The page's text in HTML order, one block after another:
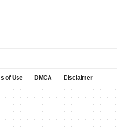
of Use DMCA Disclaimer